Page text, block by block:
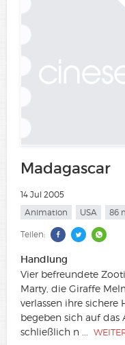
Madagascar
14 Jul 2005
Animation
USA 86
Teilen:
Handlung
Vier befreundete
Marty, die Giraffe
verlassen ihre sichere
begeben sich auf das
schließlich n